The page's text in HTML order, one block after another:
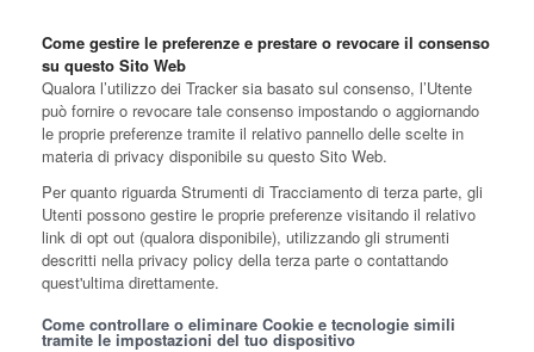
Come gestire le preferenze e prestare o revocare il consenso
su questo Sito Web
Qualora l’utilizzo dei Tracker sia basato sul consenso, l’Utente
può fornire o revocare tale consenso impostando o aggiornando
le proprie preferenze tramite il relativo pannello delle scelte in
materia di privacy disponibile su questo Sito Web.
Per quanto riguarda Strumenti di Tracciamento di terza parte, gli
Utenti possono gestire le proprie preferenze visitando il relativo
link di opt out (qualora disponibile), utilizzando gli strumenti
descritti nella privacy policy della terza parte o contattando
quest'ultima direttamente.
Come controllare o eliminare Cookie e tecnologie simili
tramite le impostazioni del tuo dispositivo